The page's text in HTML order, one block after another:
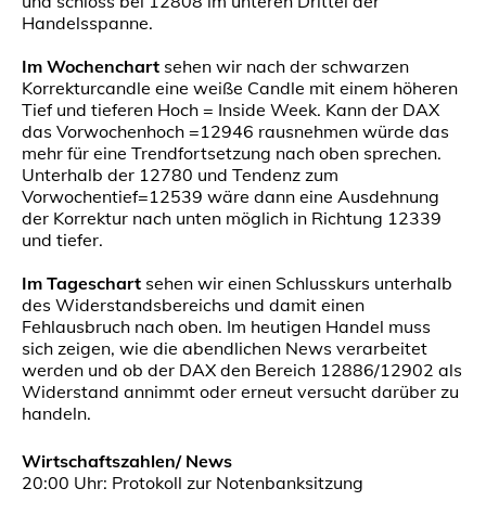
Handelsspanne.
Im Wochenchart sehen wir nach der schwarzen
Korrekturcandle eine weiße Candle mit einem höheren
Tief und tieferen Hoch = Inside Week. Kann der DAX
das Vorwochenhoch =12946 rausnehmen würde das
mehr für eine Trendfortsetzung nach oben sprechen.
Unterhalb der 12780 und Tendenz zum
Vorwochentief=12539 wäre dann eine Ausdehnung
der Korrektur nach unten möglich in Richtung 12339
und tiefer.
Im Tageschart sehen wir einen Schlusskurs unterhalb
des Widerstandsbereichs und damit einen
Fehlausbruch nach oben. Im heutigen Handel muss
sich zeigen, wie die abendlichen News verarbeitet
werden und ob der DAX den Bereich 12886/12902 als
Widerstand annimmt oder erneut versucht darüber zu
handeln.
Wirtschaftszahlen/ News
20:00 Uhr: Protokoll zur Notenbanksitzung